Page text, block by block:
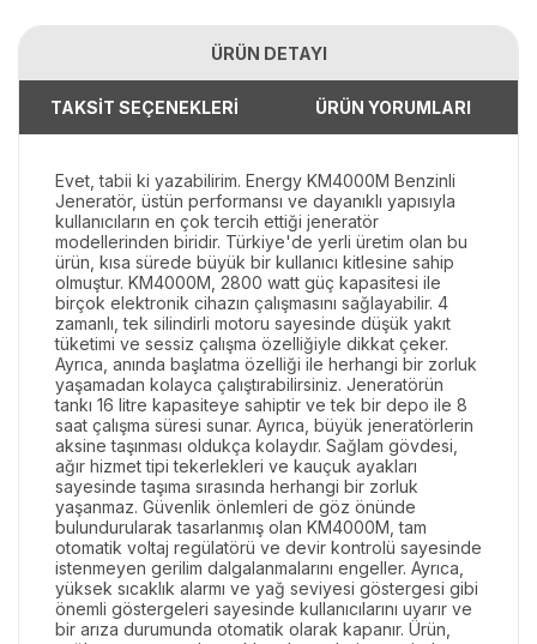
ÜRÜN DETAYI
TAKSİT SEÇENEKLERİ ÜRÜN YORUMLARI
Evet, tabii ki yazabilirim. Energy KM4000M Benzinli
Jeneratör, üstün performansı ve dayanıklı yapısıyla
kullanıcıların en çok tercih ettiği jeneratör
modellerinden biridir. Türkiye'de yerli üretim olan bu
ürün, kısa sürede büyük bir kullanıcı kitlesine sahip
olmuştur. KM4000M, 2800 watt güç kapasitesi ile
birçok elektronik cihazın çalışmasını sağlayabilir. 4
zamanlı, tek silindirli motoru sayesinde düşük yakıt
tüketimi ve sessiz çalışma özelliğiyle dikkat çeker.
Ayrıca, anında başlatma özelliği ile herhangi bir zorluk
yaşamadan kolayca çalıştırabilirsiniz. Jeneratörün
tankı 16 litre kapasiteye sahiptir ve tek bir depo ile 8
saat çalışma süresi sunar. Ayrıca, büyük jeneratörlerin
aksine taşınması oldukça kolaydır. Sağlam gövdesi,
ağır hizmet tipi tekerlekleri ve kauçuk ayakları
sayesinde taşıma sırasında herhangi bir zorluk
yaşanmaz. Güvenlik önlemleri de göz önünde
bulundurularak tasarlanmış olan KM4000M, tam
otomatik voltaj regülatörü ve devir kontrolü sayesinde
istenmeyen gerilim dalgalanmalarını engeller. Ayrıca,
yüksek sıcaklık alarmı ve yağ seviyesi göstergesi gibi
önemli göstergeleri sayesinde kullanıcılarını uyarır ve
bir arıza durumunda otomatik olarak kapanır. Ürün,